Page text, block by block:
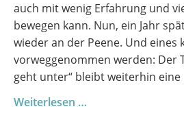
auch mit wenig Erfahrung und
bewegen kann. Nun, ein Jahr
wieder an der Peene. Und eines
vorweggenommen werden: Der
geht unter“ bleibt weiterhin
Weiterlesen …